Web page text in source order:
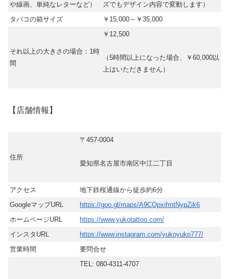
や線画、単純なレターなど）
ズでもデザイン内容で変動します）
タバコの箱サイズ
￥15,000～￥35,000
それ以上の大きさの場合：1時
間
￥12,500
​（5時間以上になった場合、￥60,000以
上はいただきません）
【店舗情報】
住所
〒457-0004
愛知県名古屋市南区中江二丁目
アクセス
地下鉄桜通線から徒歩約6分
GoogleマップURL
https://goo.gl/maps/A9CQpxifmtNypZik6
ホームページURL
https://www.yukotattoo.com/
インスタURL
https://www.instagram.com/yukoyuko777/
営業時間
要問合せ
TEL: 080-4311-4707